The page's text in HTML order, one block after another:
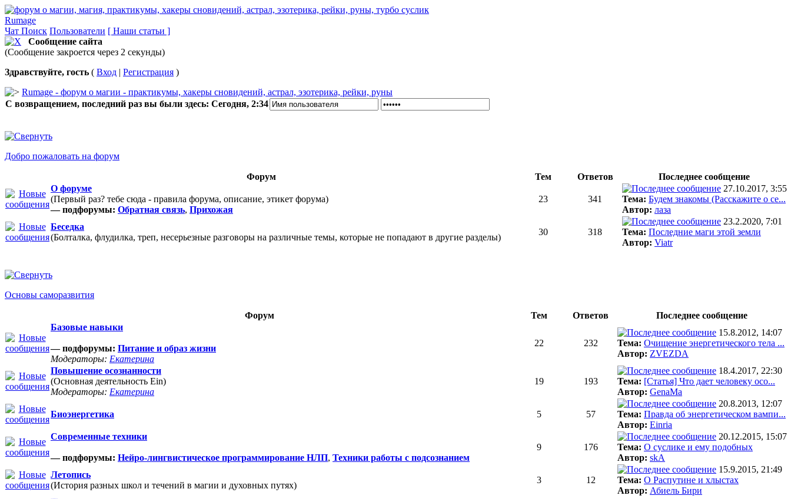
Rumage
Чат Поиск Пользователи [ Наши статьи ]
Сообщение сайта
(Сообщение закроется через 2 секунды)
Здравствуйте, гость ( Вход | Регистрация )
Rumage - форум о магии - практикумы, хакеры сновидений, астрал, эзотерика, рейки, руны
С возвращением, последний раз вы были здесь: Сегодня, 2:34
Добро пожаловать на форум
Форум Тем Ответов
Последнее сообщение
О форуме
(Первый раз? тебе сюда - правила форума, описание, этикет форума)
— подфорумы: Обратная связь, Прихожая
23 341
27.10.2017, 3:55
Тема: Будем знакомы (Расскажите о се...
Автор: лаза
Беседка
(Болталка, флудилка, треп, несерьезные разговоры на различные темы, которые не попадают в другие разделы)
30 318
23.2.2020, 7:01
Тема: Последние маги этой земли
Автор: Viatr
Основы саморазвития
Форум Тем Ответов
Последнее сообщение
Базовые навыки
— подфорумы: Питание и образ жизни
Модераторы: Екатерина
22 232
15.8.2012, 14:07
Тема: Очищение энергетического тела ...
Автор: ZVEZDA
Повышение осознанности
(Основная деятельность Ein)
Модераторы: Екатерина
19 193
18.4.2017, 22:30
Тема: [Статья] Что дает человеку осо...
Автор: GenaMa
Биоэнергетика 5 57
20.8.2013, 12:07
Тема: Правда об энергетическом вампи...
Автор: Einria
Современные техники
— подфорумы: Нейро-лингвистическое программирование НЛП, Техники работы с подсознанием
9 176
20.12.2015, 15:07
Тема: О суслике и ему подобных
Автор: skA
Летопись
(История разных школ и течений в магии и духовных путях)
3 12
15.9.2015, 21:49
Тема: О Распутине и хлыстах
Автор: Абиель Бири